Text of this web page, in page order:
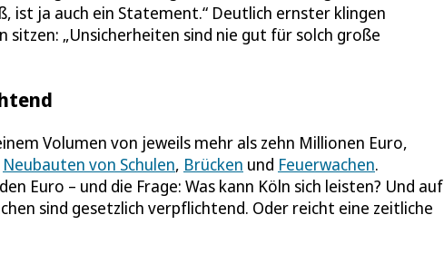
ist ja auch ein Statement.“ Deutlich ernster klingen
„Unsicherheiten sind nie gut für solch große
Volumen von jeweils mehr als zehn Millionen Euro,
Neubauten von Schulen, Brücken und Feuerwachen.
Euro – und die Frage: Was kann Köln sich leisten? Und auf
sind gesetzlich verpflichtend. Oder reicht eine zeitliche